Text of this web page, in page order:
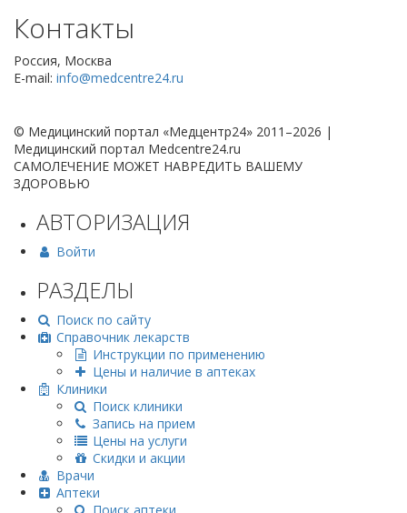
Контакты
Россия, Москва
E-mail: info@medcentre24.ru
© Медицинский портал «Медцентр24» 2011–2026 |
Медицинский портал Medcentre24.ru
САМОЛЕЧЕНИЕ МОЖЕТ НАВРЕДИТЬ ВАШЕМУ
ЗДОРОВЬЮ
АВТОРИЗАЦИЯ
Войти
РАЗДЕЛЫ
Поиск по сайту
Справочник лекарств
Инструкции по применению
Цены и наличие в аптеках
Клиники
Поиск клиники
Запись на прием
Цены на услуги
Скидки и акции
Врачи
Аптеки